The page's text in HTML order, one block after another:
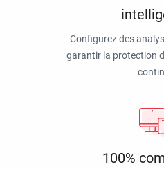
Configurez des
garantir la protection
100%